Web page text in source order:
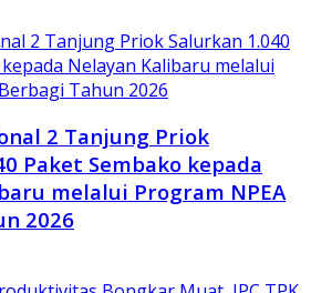
2 Tanjung Priok
Paket Sembako kepada
melalui Program NPEA
2026